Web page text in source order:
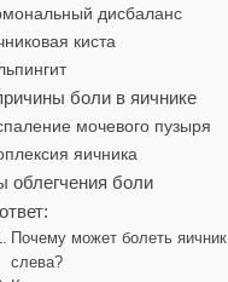
дисбаланс
киста
боли в яичнике
мочевого пузыря
яичника
облегчения боли
Почему может болеть яичник
слева?